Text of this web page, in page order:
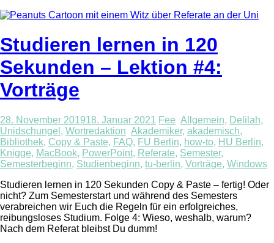
Studieren lernen in 120
Sekunden – Lektion #4:
Vorträge
28. November 201918. Januar 2021 Fee Allgemein, Delilah,
Unidschungel , Wortredaktion Akademiker, akademisch,
Bibliothek, Copy & Paste, FAQ, FU Berlin, how-to, HU Berlin,
Knigge, MacBook, PowerPoint, Referate, Semester,
Semesterbeginn, Studienbeginn, tu-berlin, Vorträge, Windows
Studieren lernen in 120 Sekunden Copy & Paste – fertig! Oder
nicht? Zum Semesterstart und während des Semesters
verabreichen wir Euch die Regeln für ein erfolgreiches,
reibungsloses Studium. Folge 4: Wieso, weshalb, warum?
Nach dem Referat bleibst Du dumm!